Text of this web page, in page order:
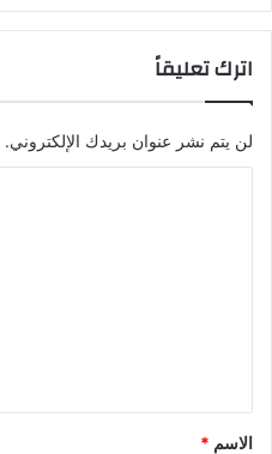
اترك تعليقاً
لن يتم نشر عنوان بريدك الإلكتروني.
*
الاسم *